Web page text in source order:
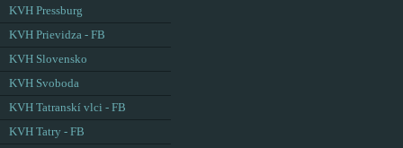
KVH Pressburg
KVH Prievidza - FB
KVH Slovensko
KVH Svoboda
KVH Tatranskí vlci - FB
KVH Tatry - FB